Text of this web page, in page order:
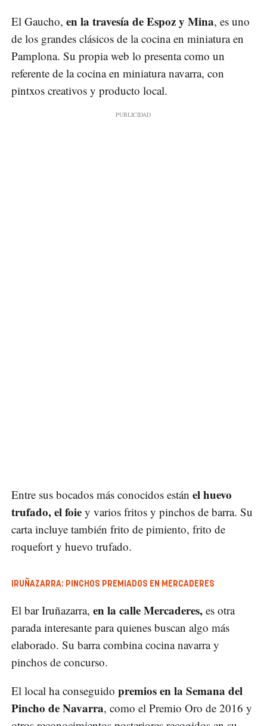
El Gaucho, en la travesía de Espoz y Mina, es uno
de los grandes clásicos de la cocina en miniatura en
Pamplona. Su propia web lo presenta como un
referente de la cocina en miniatura navarra, con
pintxos creativos y producto local.
Entre sus bocados más conocidos están el huevo
trufado, el foie y varios fritos y pinchos de barra. Su
carta incluye también frito de pimiento, frito de
roquefort y huevo trufado.
IRUÑAZARRA: PINCHOS PREMIADOS EN MERCADERES
El bar Iruñazarra, en la calle Mercaderes, es otra
parada interesante para quienes buscan algo más
elaborado. Su barra combina cocina navarra y
pinchos de concurso.
El local ha conseguido premios en la Semana del
Pincho de Navarra, como el Premio Oro de 2016 y